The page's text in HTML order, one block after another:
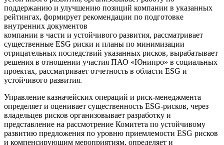
поддержанию и улучшению позиций компании в указанных
рейтингах, формирует рекомендации по подготовке
внутренних документов
компании в части и устойчивого развития, рассматривает
существенные ESG риски и планы по минимизации
отрицательных последствий указанных рисков, вырабатывает
решения в отношении участия ПАО «Юнипро» в социальных
проектах, рассматривает отчетность в области ESG и
устойчивого развития.
Управление казначейских операций и риск-менеджмента
определяет и оценивает существенность ESG-рисков, через
владельцев рисков организовывает разработку и
представление на рассмотрение Комитета по устойчивому
развитию предложения по уровню приемлемости ESG рисков
и компенсирующим мероприятиям, определяет и